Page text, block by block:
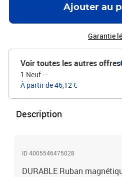
Ajouter au
Garantie
Voir toutes les autres offres
1 Neuf —
À partir de 46,12 €
Description
ID 4005546475028
DURABLE Ruban